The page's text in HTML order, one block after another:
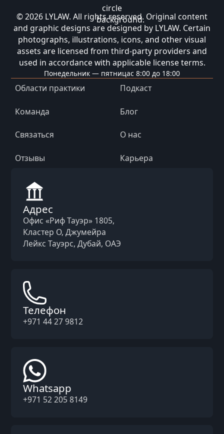
© 2026 LYLAW. All rights reserved. Original content
and graphic designs are designed by LYLAW. Certain
photographs, illustrations, icons, and other visual
assets are licensed from third-party providers and
used in accordance with applicable license terms.
Понедельник — пятницас 8:00 до 18:00
Области практики Подкаст
Команда Блог
Связаться О нас
Отзывы Карьера
Адрес
Офис «Риф Тауэр» 1805,
Кластер O, Джумейра
Лейкс Тауэрс, Дубай, ОАЭ
Телефон
+971 44 27 9812
Whatsapp
+971 52 205 8149